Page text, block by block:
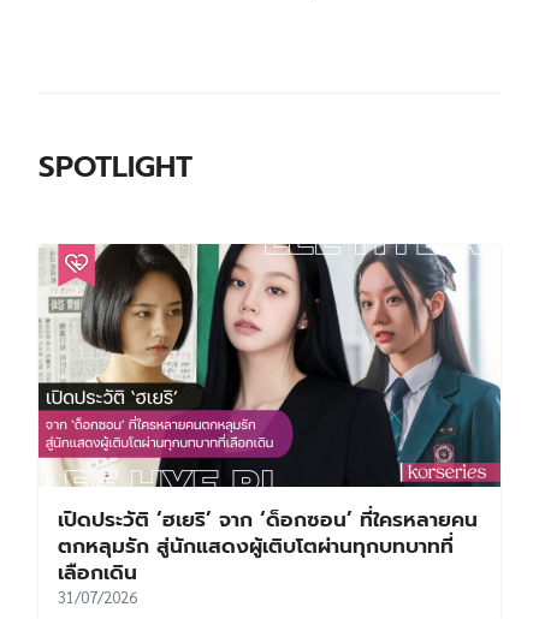
SPOTLIGHT
เปิดประวัติ ‘ฮเยริ’ จาก ‘ด็อกซอน’ ที่ใครหลายคน
ตกหลุมรัก สู่นักแสดงผู้เติบโตผ่านทุกบทบาทที่
เลือกเดิน
31/07/2026